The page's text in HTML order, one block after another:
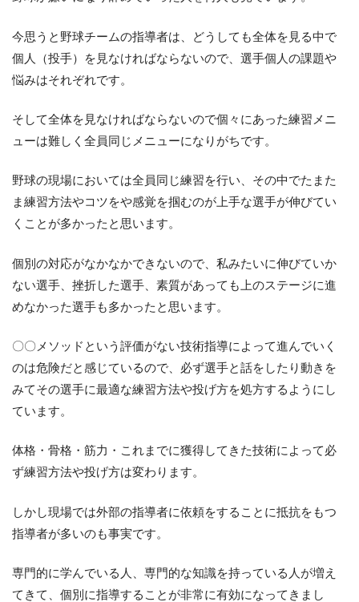
今思うと野球チームの指導者は、どうしても全体を見る中で
個人（投手）を見なければならないので、選手個人の課題や
悩みはそれぞれです。
そして全体を見なければならないので個々にあった練習メニ
ューは難しく全員同じメニューになりがちです。
野球の現場においては全員同じ練習を行い、その中でたまた
ま練習方法やコツをや感覚を掴むのが上手な選手が伸びてい
くことが多かったと思います。
個別の対応がなかなかできないので、私みたいに伸びていか
ない選手、挫折した選手、素質があっても上のステージに進
めなかった選手も多かったと思います。
〇〇メソッドという評価がない技術指導によって進んでいく
のは危険だと感じているので、必ず選手と話をしたり動きを
みてその選手に最適な練習方法や投げ方を処方するようにし
ています。
体格・骨格・筋力・これまでに獲得してきた技術によって必
ず練習方法や投げ方は変わります。
しかし現場では外部の指導者に依頼をすることに抵抗をもつ
指導者が多いのも事実です。
専門的に学んでいる人、専門的な知識を持っている人が増え
てきて、個別に指導することが非常に有効になってきまし